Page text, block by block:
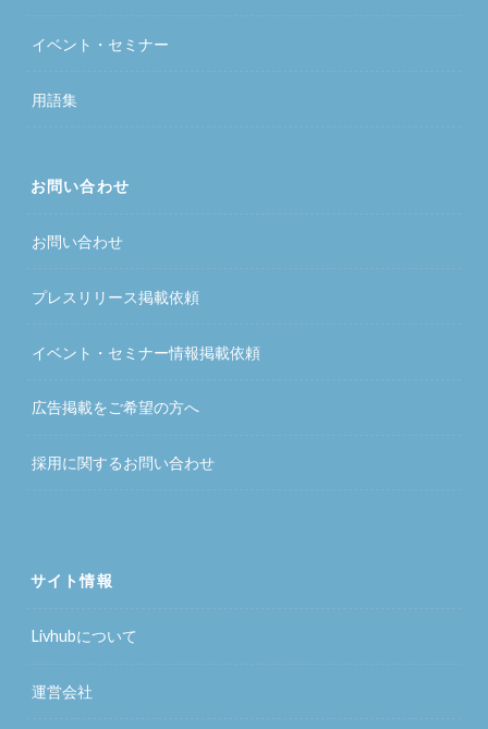
イベント・セミナー
用語集
お問い合わせ
お問い合わせ
プレスリリース掲載依頼
イベント・セミナー情報掲載依頼
広告掲載をご希望の方へ
採用に関するお問い合わせ
サイト情報
Livhubについて
運営会社